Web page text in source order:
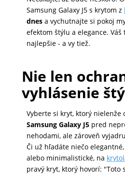
Samsung Galaxy J5 s krytom z
dnesa vychutnajte si pokoj
efektom štýlu a elegance.
najlepšie - a vy tiež.
Nie len
vyhlásenie
Vyberte si kryt, ktorý nielenže
Samsung Galaxy J5pred
nehodami, ale zároveň
Či už hľadáte niečo
alebo minimalistické, na
pravý kryt, ktorý hovorí: "Toto